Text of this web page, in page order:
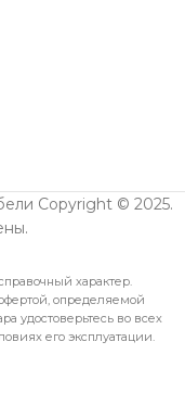
Copyright © 2025.
характер.
определяемой
удостоверьтесь во всех
его эксплуатации.